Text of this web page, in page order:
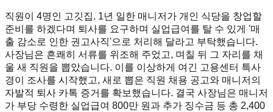
직원이 4명인 고깃집. 1년 일한 매니저가 개인 식당을 창업할
준비를 하겠다며 퇴사를 요구하며 실업급여를 탈 수 있게 '매
출 감소로 인한 권고사직'으로 처리해 달라고 부탁했습니다.
사장님은 흔쾌히 서류를 위조해 주었고, 며칠 뒤 그 자리를 채
울 새 직원을 뽑았습니다. 이를 이상하게 여긴 고용센터 특사
경이 조사를 시작했고, 새로 뽑은 직원 채용 공고와 매니저의
자발적 퇴사 카톡 증거를 확보했습니다. 결국 사장님은 매니저
가 부당 수령한 실업급여 800만 원과 추가 징수금 등 총 2,400